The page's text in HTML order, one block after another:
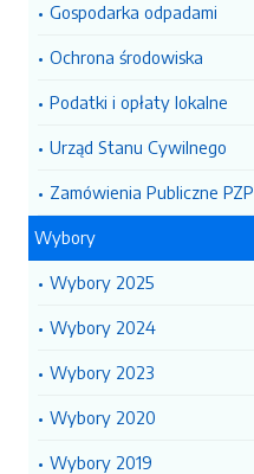
Gospodarka odpadami
Ochrona środowiska
Podatki i opłaty lokalne
Urząd Stanu Cywilnego
Zamówienia Publiczne PZP
Wybory
Wybory 2025
Wybory 2024
Wybory 2023
Wybory 2020
Wybory 2019